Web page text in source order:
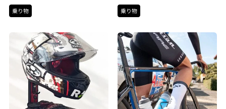
乗り物 乗り物